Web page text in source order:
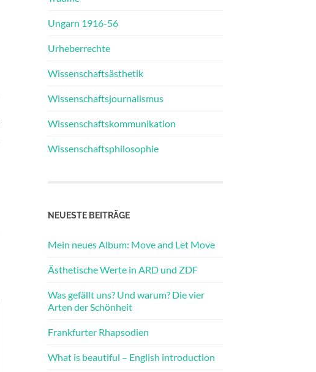
Ungarn 1916-56
Urheberrechte
Wissenschaftsästhetik
Wissenschaftsjournalismus
Wissenschaftskommunikation
Wissenschaftsphilosophie
NEUESTE BEITRÄGE
Mein neues Album: Move and Let Move
Ästhetische Werte in ARD und ZDF
Was gefällt uns? Und warum? Die vier
Arten der Schönheit
Frankfurter Rhapsodien
What is beautiful – English introduction